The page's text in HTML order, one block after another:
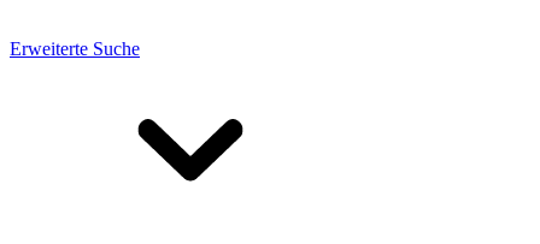
Erweiterte Suche